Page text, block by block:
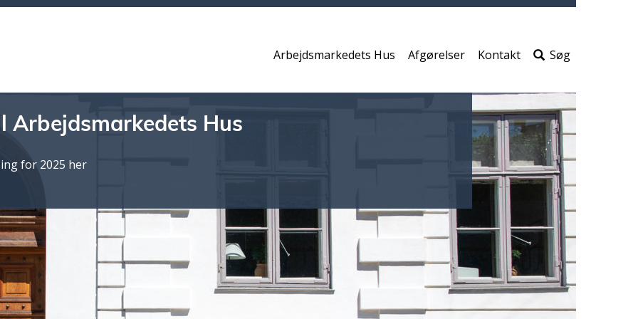
Arbejdsmarkedets Hus Afgørelser Kontakt Søg
Arbejdsmarkedets Hus
for 2025 her